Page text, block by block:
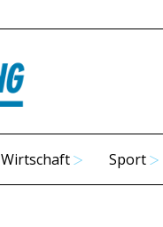
Wirtschaft Sport